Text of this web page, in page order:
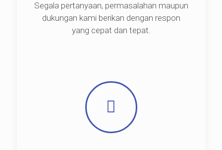
Segala pertanyaan, permasalahan maupun
dukungan kami berikan dengan respon
yang cepat dan tepat.